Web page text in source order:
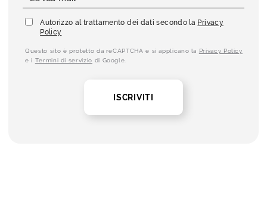
Autorizzo al trattamento dei dati secondo la Privacy
Policy
Questo sito è protetto da reCAPTCHA e si applicano la Privacy Policy
e i Termini di servizio di Google.
ISCRIVITI